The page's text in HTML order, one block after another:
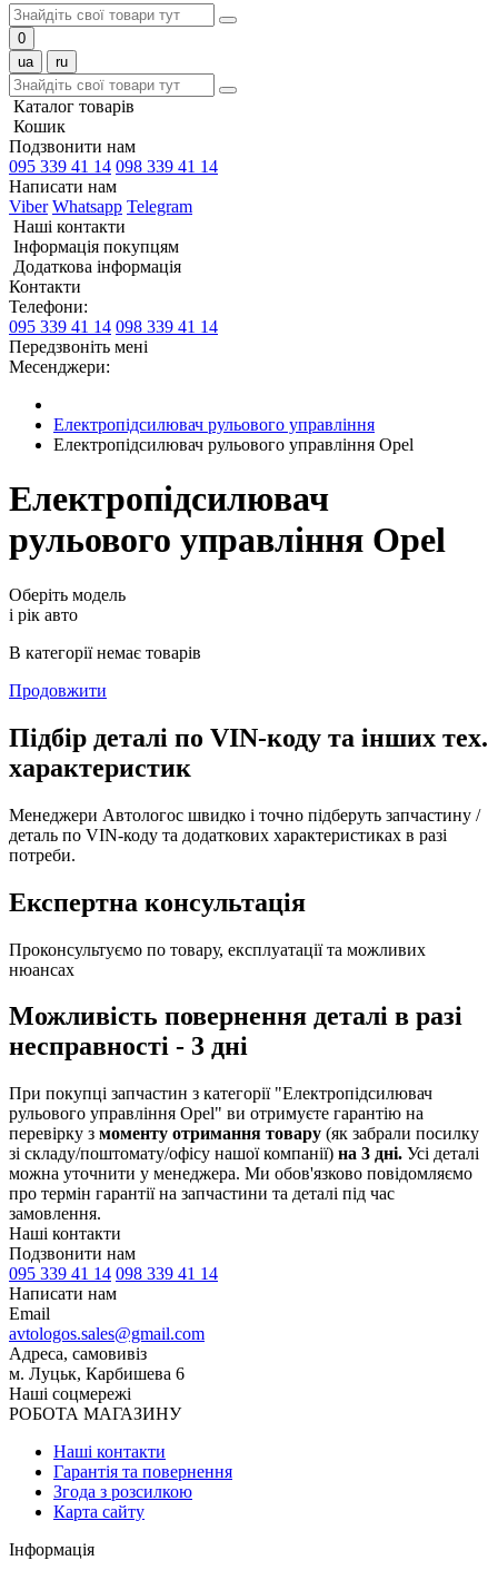
0
ua
ru
Каталог товарів
Кошик
Подзвонити нам
095 339 41 14 098 339 41 14
Написати нам
Viber Whatsapp Telegram
Наші контакти
Інформація покупцям
Додаткова інформація
Контакти
Телефони:
095 339 41 14 098 339 41 14
Передзвоніть мені
Месенджери:
Електропідсилювач рульового управління
Електропідсилювач рульового управління Opel
Електропідсилювач
рульового управління Opel
Оберіть модель
і рік авто
В категорії немає товарів
Продовжити
Підбір деталі по VIN-коду та інших тех.
характеристик
Менеджери Автологос швидко і точно підберуть запчастину /
деталь по VIN-коду та додаткових характеристиках в разі
потреби.
Експертна консультація
Проконсультуємо по товару, експлуатації та можливих
нюансах
Можливість повернення деталі в разі
несправності - 3 дні
При покупці запчастин з категорії "Електропідсилювач
рульового управління Opel" ви отримуєте гарантію на
перевірку з моменту отримання товару (як забрали посилку
зі складу/поштомату/офісу нашої компанії) на 3 дні. Усі деталі
можна уточнити у менеджера. Ми обов'язково повідомляємо
про термін гарантії на запчастини та деталі під час
замовлення.
Наші контакти
Подзвонити нам
095 339 41 14 098 339 41 14
Написати нам
Email
avtologos.sales@gmail.com
Адреса, самовивіз
м. Луцьк, Карбишева 6
Наші соцмережі
РОБОТА МАГАЗИНУ
Наші контакти
Гарантія та повернення
Згода з розсилкою
Карта сайту
Інформація